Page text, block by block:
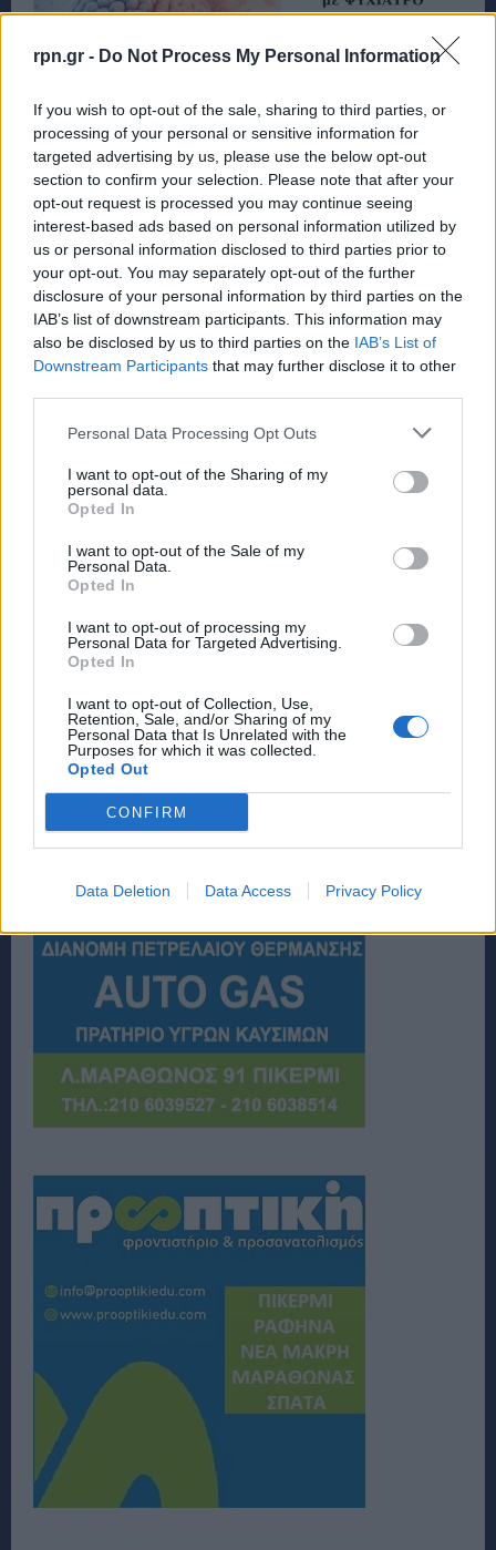
rpn.gr - Do Not Process My Personal Information
If you wish to opt-out of the sale, sharing to third parties, or
processing of your personal or sensitive information for
targeted advertising by us, please use the below opt-out
section to confirm your selection. Please note that after your
opt-out request is processed you may continue seeing
interest-based ads based on personal information utilized by
us or personal information disclosed to third parties prior to
your opt-out. You may separately opt-out of the further
disclosure of your personal information by third parties on the
IAB’s list of downstream participants. This information may
also be disclosed by us to third parties on the IAB’s List of
Downstream Participants that may further disclose it to other
Personal Data Processing Opt Outs
I want to opt-out of the Sharing of my
personal data.
Opted In
I want to opt-out of the Sale of my
Personal Data.
Opted In
I want to opt-out of processing my
Personal Data for Targeted Advertising.
Opted In
I want to opt-out of Collection, Use,
Retention, Sale, and/or Sharing of my
Personal Data that Is Unrelated with the
Purposes for which it was collected.
Opted Out
CONFIRM
Data Deletion Data Access Privacy Policy